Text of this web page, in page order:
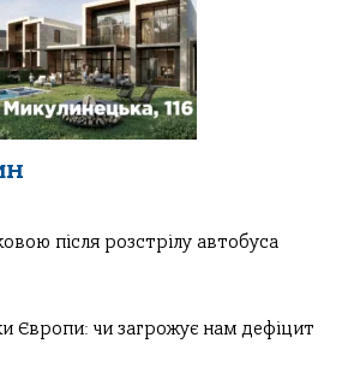
після розстрілу автобуса
Європи: чи загрожує нам дефіцит